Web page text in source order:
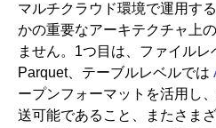
マルチクラウド環境で運用す
かの重要なアーキテクチャ上
ません。1つ目は、ファイル
Parquet、テーブルレベルでは
ープンフォーマットを活用し
送可能であること、またさま